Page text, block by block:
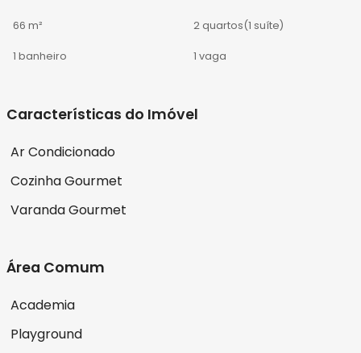
66 m² 2 quartos(1 suíte)
1 banheiro 1 vaga
Características do Imóvel
Ar Condicionado
Cozinha Gourmet
Varanda Gourmet
Área Comum
Academia
Playground